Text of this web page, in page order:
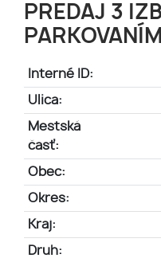
PREDAJ 3
Interné ID:
Ulica:
Mestská
časť:
Obec:
Okres:
Kraj:
Druh: